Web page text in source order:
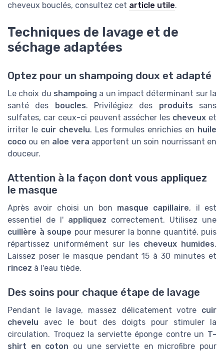
cheveux bouclés, consultez cet article utile.
Techniques de lavage et de
séchage adaptées
Optez pour un shampoing doux et adapté
Le choix du shampoing a un impact déterminant sur la
santé des boucles. Privilégiez des produits sans
sulfates, car ceux-ci peuvent assécher les cheveux et
irriter le cuir chevelu. Les formules enrichies en huile
coco ou en aloe vera apportent un soin nourrissant en
douceur.
Attention à la façon dont vous appliquez
le masque
Après avoir choisi un bon masque capillaire, il est
essentiel de l' appliquez correctement. Utilisez une
cuillère à soupe pour mesurer la bonne quantité, puis
répartissez uniformément sur les cheveux humides.
Laissez poser le masque pendant 15 à 30 minutes et
rincez à l'eau tiède.
Des soins pour chaque étape de lavage
Pendant le lavage, massez délicatement votre cuir
chevelu avec le bout des doigts pour stimuler la
circulation. Troquez la serviette éponge contre un T-
shirt en coton ou une serviette en microfibre pour